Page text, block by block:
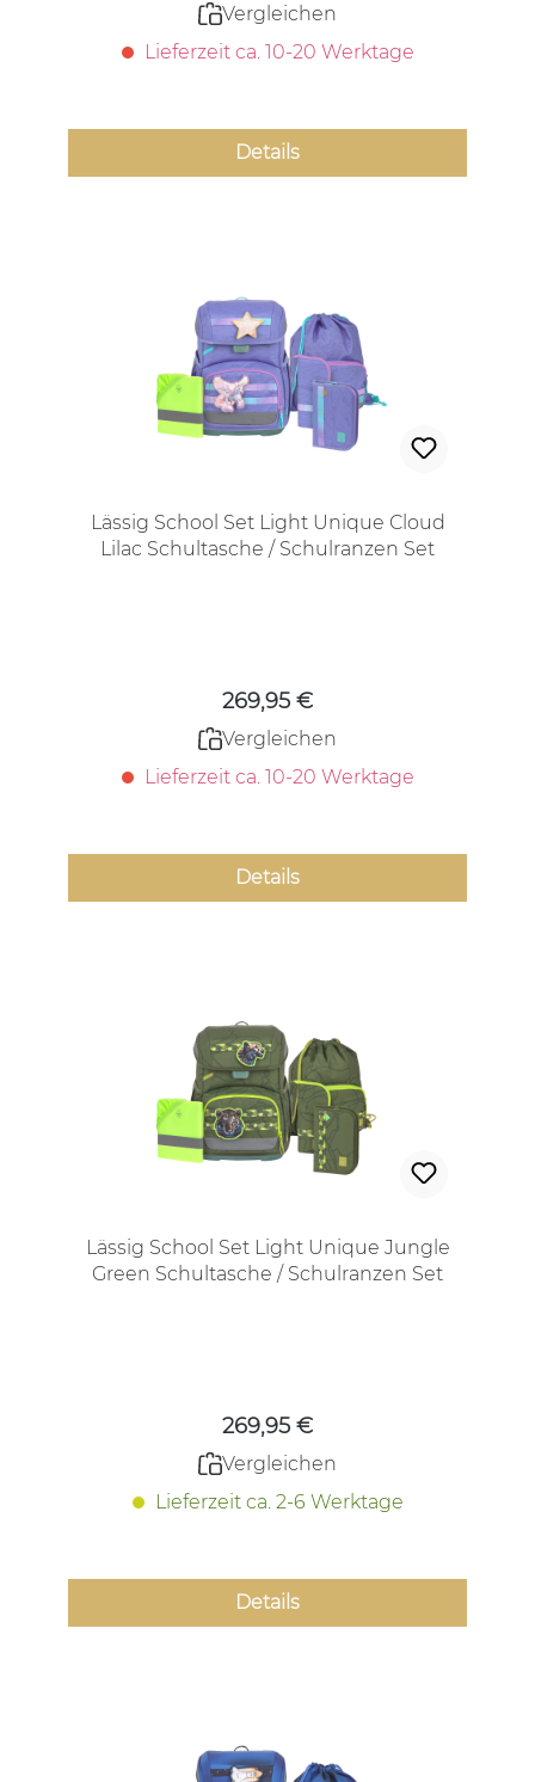
Vergleichen
Lieferzeit ca. 10-20 Werktage
Details
Lässig School Set Light Unique Cloud
Lilac Schultasche / Schulranzen Set
269,95 €
Vergleichen
Lieferzeit ca. 10-20 Werktage
Details
Lässig School Set Light Unique Jungle
Green Schultasche / Schulranzen Set
269,95 €
Vergleichen
Lieferzeit ca. 2-6 Werktage
Details